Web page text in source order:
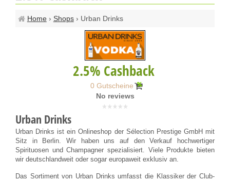
Home› Shops› Urban Drinks
2.5% Cashback
0 Gutscheine
No reviews
Urban Drinks
Urban Drinks ist ein Onlineshop der Sélection Prestige GmbH mit
Sitz in Berlin. Wir haben uns auf den Verkauf hochwertiger
Spirituosen und Champagner spezialisiert. Viele Produkte bieten
wir deutschlandweit oder sogar europaweit exklusiv an.
Das Sortiment von Urban Drinks umfasst die Klassiker der Club-